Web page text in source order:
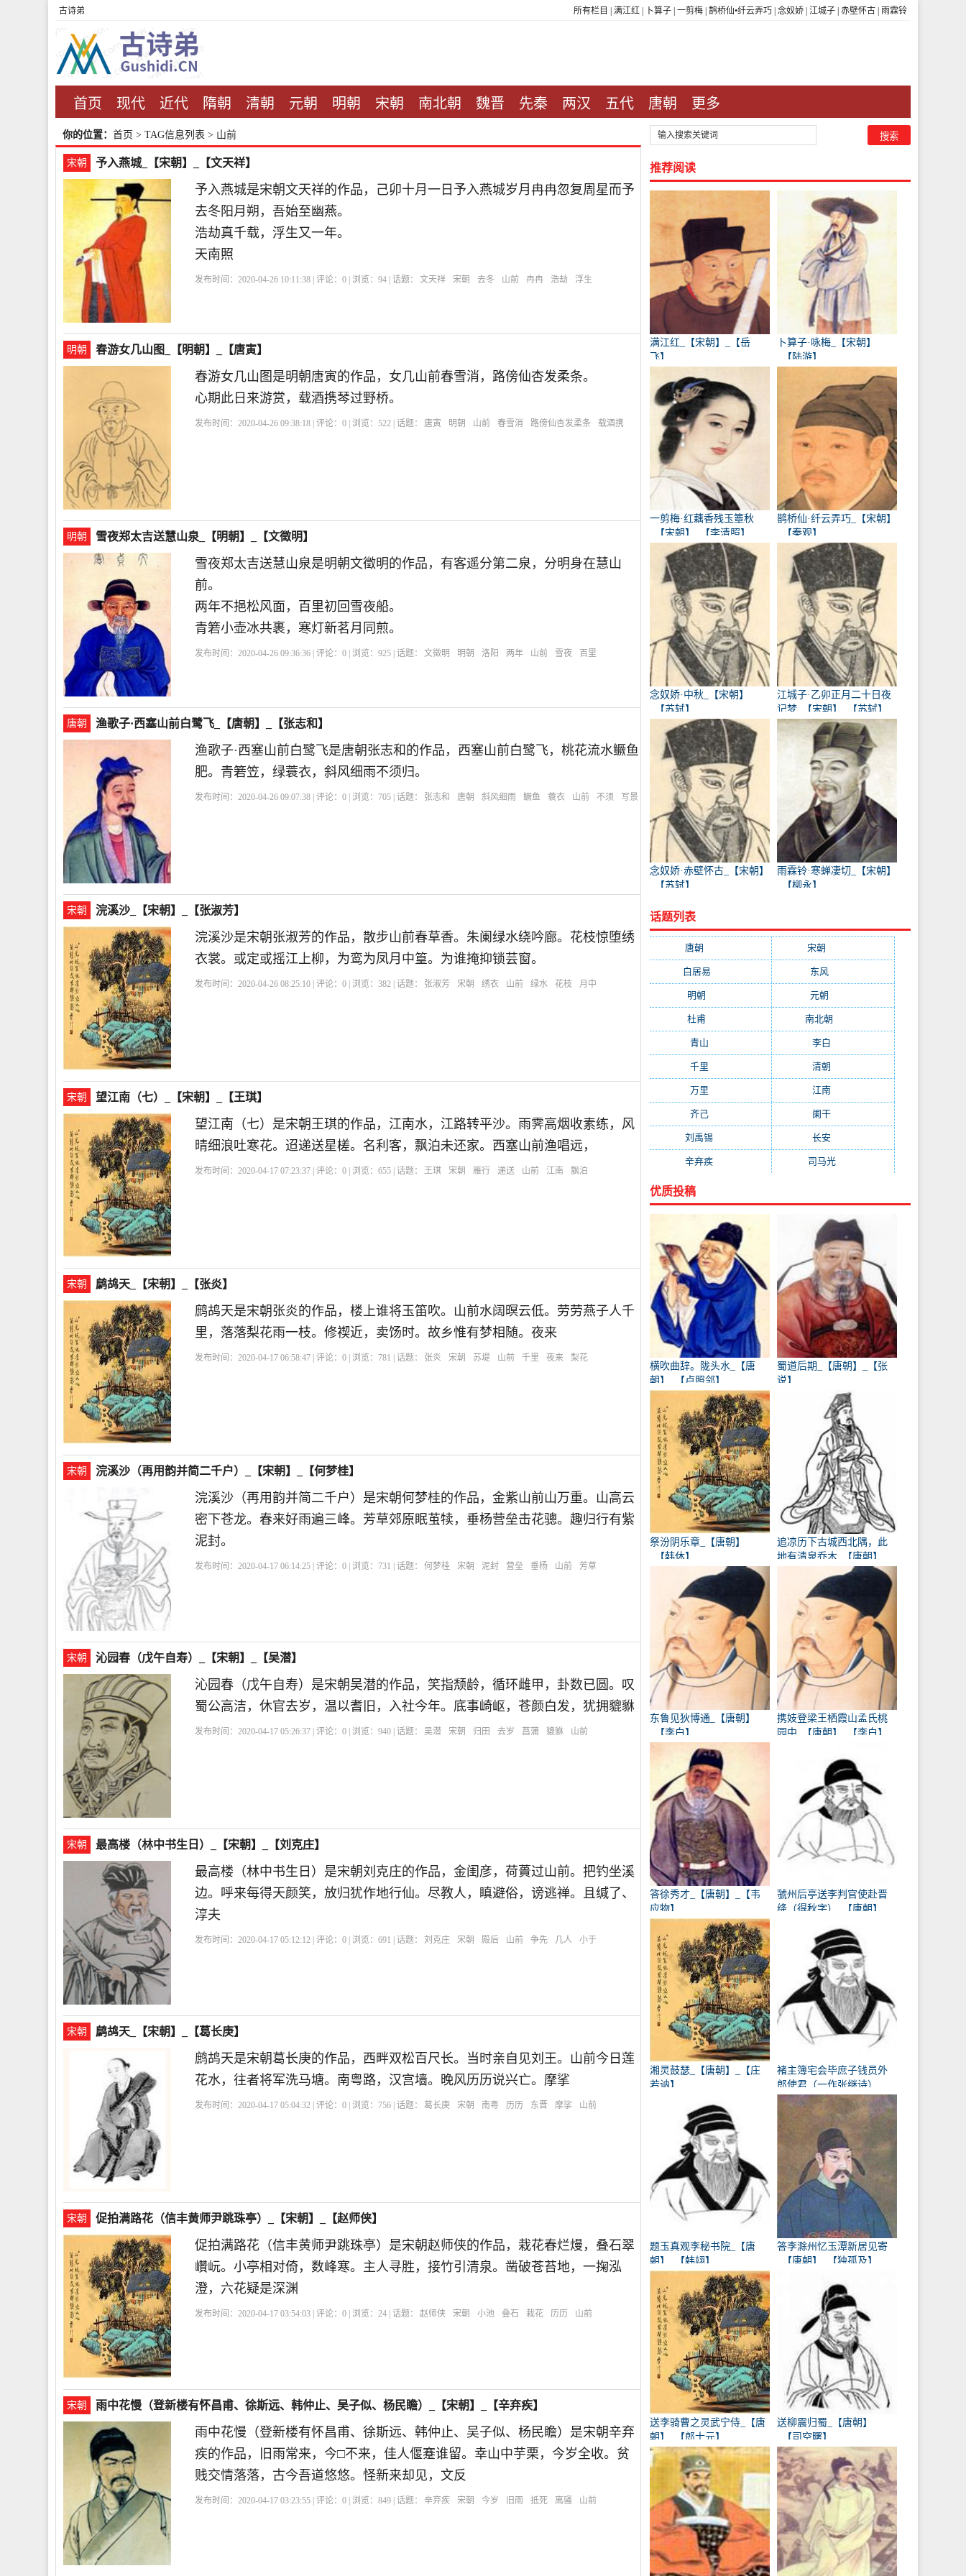
所有栏目 满江红 卜算子 一剪梅 鹊桥仙•纤云弄巧 念奴娇 江城子 赤壁怀古 雨霖铃
古诗弟
首页 现代 近代 隋朝 清朝 元朝 明朝 宋朝 南北朝 魏晋 先秦 两汉 五代 唐朝 更多
你的位置： 首页 > TAG信息列表 > 山前
宋朝 予入燕城_【宋朝】_【文天祥】
予入燕城是宋朝文天祥的作品，己卯十月一日予入燕城岁月冉冉忽复周星而予
去冬阳月朔，吾始至幽燕。
浩劫真千载，浮生又一年。
天南照
发布时间：2020-04-26 10:11:38 | 评论：0 | 浏览：94 | 话题： 文天祥 宋朝 去冬 山前 冉冉 浩劫 浮生
明朝 春游女几山图_【明朝】_【唐寅】
春游女几山图是明朝唐寅的作品，女几山前春雪消，路傍仙杏发柔条。
心期此日来游赏，载酒携琴过野桥。
发布时间：2020-04-26 09:38:18 | 评论：0 | 浏览：522 | 话题： 唐寅 明朝 山前 春雪消 路傍仙杏发柔条
载酒携
明朝 雪夜郑太吉送慧山泉_【明朝】_【文徵明】
雪夜郑太吉送慧山泉是明朝文徵明的作品，有客遥分第二泉，分明身在慧山
前。
两年不挹松风面，百里初回雪夜船。
青箬小壶冰共裹，寒灯新茗月同煎。
发布时间：2020-04-26 09:36:36 | 评论：0 | 浏览：925 | 话题： 文徵明 明朝 洛阳 两年 山前 雪夜 百里
唐朝 渔歌子·西塞山前白鹭飞_【唐朝】_【张志和】
渔歌子·西塞山前白鹭飞是唐朝张志和的作品，西塞山前白鹭飞，桃花流水鳜鱼
肥。青箬笠，绿蓑衣，斜风细雨不须归。
发布时间：2020-04-26 09:07:38 | 评论：0 | 浏览： 705 | 话题： 张志和 唐朝 斜风细雨 鳜鱼 蓑衣 山前 不须
写景
宋朝 浣溪沙_【宋朝】_【张淑芳】
浣溪沙是宋朝张淑芳的作品，散步山前春草香。朱阑绿水绕吟廊。花枝惊堕绣
衣裳。或定或摇江上柳，为鸾为凤月中篁。为谁掩抑锁芸窗。
发布时间：2020-04-26 08:25:10 | 评论：0 | 浏览：382 | 话题： 张淑芳 宋朝 绣衣 山前 绿水 花枝 月中
宋朝 望江南（七）_【宋朝】_【王琪】
望江南（七）是宋朝王琪的作品，江南水，江路转平沙。雨霁高烟收素练，风
晴细浪吐寒花。迢递送星槎。名利客，飘泊未还家。西塞山前渔唱远，
发布时间：2020-04-17 07:23:37 | 评论：0 | 浏览：655 | 话题： 王琪 宋朝 雁行 递送 山前 江南 飘泊
宋朝 鹧鸪天_【宋朝】_【张炎】
鹧鸪天是宋朝张炎的作品，楼上谁将玉笛吹。山前水阔暝云低。劳劳燕子人千
里，落落梨花雨一枝。修禊近，卖饧时。故乡惟有梦相随。夜来
发布时间：2020-04-17 06:58:47 | 评论：0 | 浏览： 781 | 话题： 张炎 宋朝 苏堤 山前 千里 夜来 梨花
宋朝 浣溪沙（再用韵并简二千户）_【宋朝】_【何梦桂】
浣溪沙（再用韵并简二千户）是宋朝何梦桂的作品，金紫山前山万重。山高云
密下苍龙。春来好雨遍三峰。芳草郊原眠茧犊，垂杨营垒击花骢。趣归行有紫
泥封。
发布时间：2020-04-17 06:14:25 | 评论：0 | 浏览： 731 | 话题： 何梦桂 宋朝 泥封 营垒 垂杨 山前 芳草
宋朝 沁园春（戊午自寿）_【宋朝】_【吴潜】
沁园春（戊午自寿）是宋朝吴潜的作品，笑指颓龄，循环雌甲，卦数已圆。叹
蜀公高洁，休官去岁，温以耆旧，入社今年。底事崎岖，苍颜白发，犹拥貔貅
发布时间：2020-04-17 05:26:37 | 评论：0 | 浏览：940 | 话题： 吴潜 宋朝 归田 去岁 菖蒲 貔貅 山前
宋朝 最高楼（林中书生日）_【宋朝】_【刘克庄】
最高楼（林中书生日）是宋朝刘克庄的作品，金闺彦，荷蕢过山前。把钓坐溪
边。呼来每得天颜笑，放归犹作地行仙。尽教人，瞋避俗，谤逃禅。且缄了、
淳夫
发布时间：2020-04-17 05:12:12 | 评论：0 | 浏览：691 | 话题： 刘克庄 宋朝 殿后 山前 争先 几人 小于
宋朝 鹧鸪天_【宋朝】_【葛长庚】
鹧鸪天是宋朝葛长庚的作品，西畔双松百尺长。当时亲自见刘王。山前今日莲
花水，往者将军洗马塘。南粤路，汉宫墙。晚风历历说兴亡。摩挲
发布时间：2020-04-17 05:04:32 | 评论：0 | 浏览： 756 | 话题： 葛长庚 宋朝 南粤 历历 东晋 摩挲 山前
宋朝 促拍满路花（信丰黄师尹跳珠亭）_【宋朝】_【赵师侠】
促拍满路花（信丰黄师尹跳珠亭）是宋朝赵师侠的作品，栽花春烂熳，叠石翠
巑岏。小亭相对倚，数峰寒。主人寻胜，接竹引清泉。凿破苍苔地，一掬泓
澄，六花疑是深渊
发布时间：2020-04-17 03:54:03 | 评论：0 | 浏览：24 | 话题： 赵师侠 宋朝 小池 叠石 栽花 历历 山前
宋朝 雨中花慢（登新楼有怀昌甫、徐斯远、韩仲止、吴子似、杨民瞻）_【宋朝】_【辛弃疾】
雨中花慢（登新楼有怀昌甫、徐斯远、韩仲止、吴子似、杨民瞻）是宋朝辛弃
疾的作品，旧雨常来，今□不来，佳人偃蹇谁留。幸山中芋栗，今岁全收。贫
贱交情落落，古今吾道悠悠。怪新来却见，文反
发布时间：2020-04-17 03:23:55 | 评论：0 | 浏览：849 | 话题： 辛弃疾 宋朝 今岁 旧雨 抵死 离骚 山前
推荐阅读
满江红_【宋朝】_【岳
飞】
卜算子·咏梅_【宋朝】
_【陆游】
一剪梅·红藕香残玉簟秋
_【宋朝】_【李清照】
鹊桥仙·纤云弄巧_【宋朝】
_【秦观】
念奴娇·中秋_【宋朝】
_【苏轼】
江城子·乙卯正月二十日夜
记梦_【宋朝】_【苏轼】
念奴娇·赤壁怀古_【宋朝】
_【苏轼】
雨霖铃·寒蝉凄切_【宋朝】
_【柳永】
话题列表
唐朝 宋朝
白居易 东风(1544)
明朝 元朝
杜甫 南北朝
青山 李白
千里 清朝
万里 江南
齐己(781) 阑干
刘禹锡 长安
辛弃疾 司马光(601)
优质投稿
横吹曲辞。陇头水_【唐
朝】_【卢照邻】
蜀道后期_【唐朝】_【张
说】
祭汾阴乐章_【唐朝】
_【韩休】
追凉历下古城西北隅，此
地有清泉乔木_【唐朝】
东鲁见狄博通_【唐朝】
_【李白】
携妓登梁王栖霞山孟氏桃
园中_【唐朝】_【李白】
答徐秀才_【唐朝】_【韦
应物】
虢州后亭送李判官使赴晋
绛（得秋字）_【唐朝】
湘灵鼓瑟_【唐朝】_【庄
若讷】
褚主簿宅会毕庶子钱员外
郎使君（一作张继诗）
_【唐朝】_【韩翃】
题玉真观李秘书院_【唐
朝】_【韩翃】
答李滁州忆玉潭新居见寄
_【唐朝】_【独孤及】
送李骑曹之灵武宁侍_【唐
朝】_【郎士元】
送柳震归蜀_【唐朝】
_【司空曙】